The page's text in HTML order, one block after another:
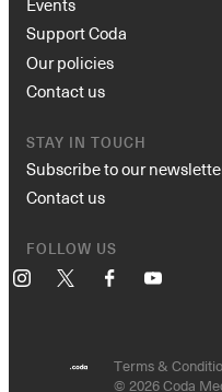
Support Coda
Our policies
Contact us
STAY IN TOUCH
Subscribe to our
Contact us
FOLLOW US
Instagram FacebookYouTube
Terms &
© 2026 Coda